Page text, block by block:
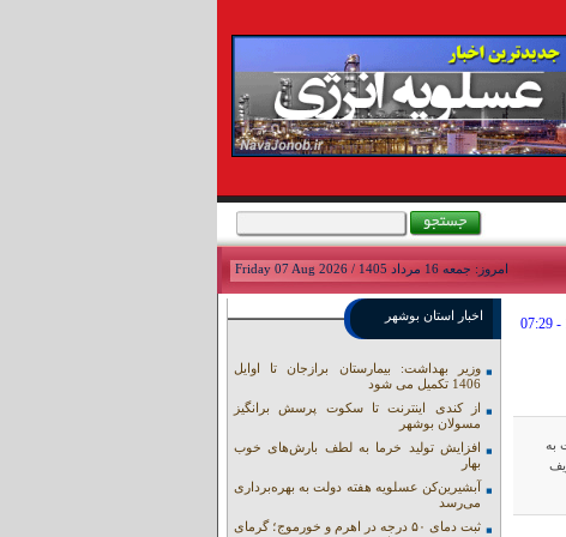
امروز: جمعه 16 مرداد 1405 / Friday 07 Aug 2026
به
اخبار استان بوشهر
وزیر بهداشت: بیمارستان برازجان تا اوایل
1406 تکمیل می شود
از کندی اینترنت تا سکوت پرسش برانگیز
مسولان بوشهر
افزایش تولید خرما به لطف بارش‌های خوب
بهار
آبشیرین‌کن عسلویه هفته دولت به بهره‌برداری
می‌رسد
ثبت دمای ۵۰ درجه در اهرم و خورموج؛ گرمای